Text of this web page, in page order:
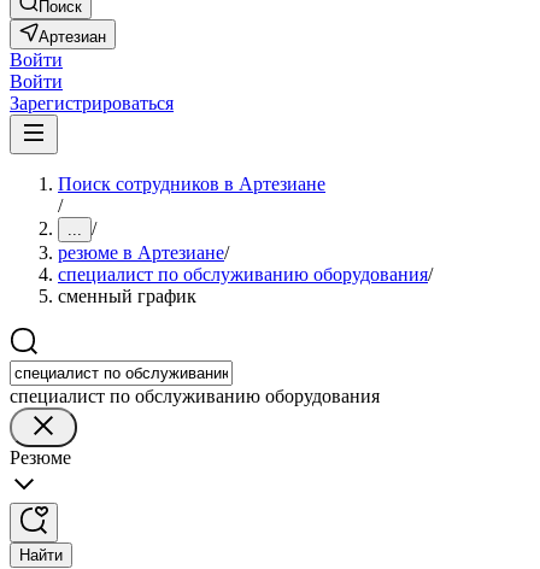
Поиск
Артезиан
Войти
Войти
Зарегистрироваться
Поиск сотрудников в Артезиане
/
... /
резюме в Артезиане/
специалист по обслуживанию оборудования/
сменный график
специалист по обслуживанию оборудования
Резюме
Найти